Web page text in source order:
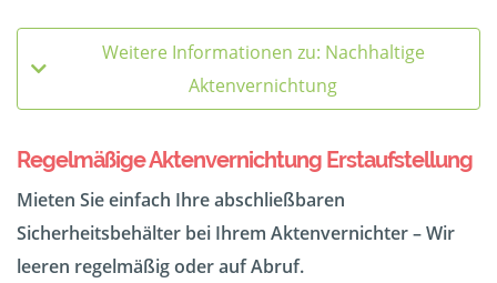
Weitere Informationen zu: Nachhaltige
Aktenvernichtung
Regelmäßige Aktenvernichtung Erstaufstellung
Mieten Sie einfach Ihre abschließbaren
Sicherheitsbehälter bei Ihrem Aktenvernichter – Wir
leeren regelmäßig oder auf Abruf.